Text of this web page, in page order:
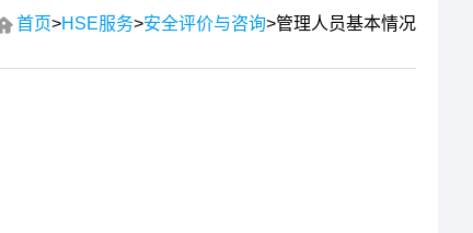
首页>HSE服务>安全评价与咨询>管理人员基本情况